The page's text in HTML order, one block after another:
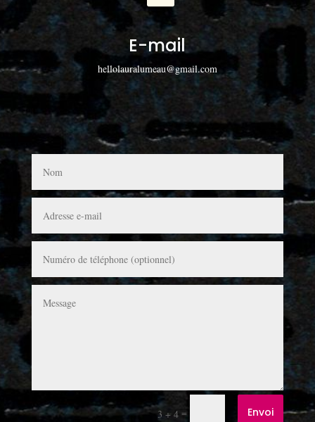
E-mail
hellolauralumeau@gmail.com
3 + 4 = Envoi